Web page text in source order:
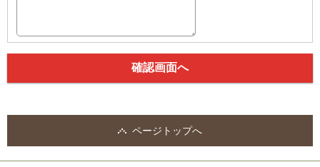
ページトップへ